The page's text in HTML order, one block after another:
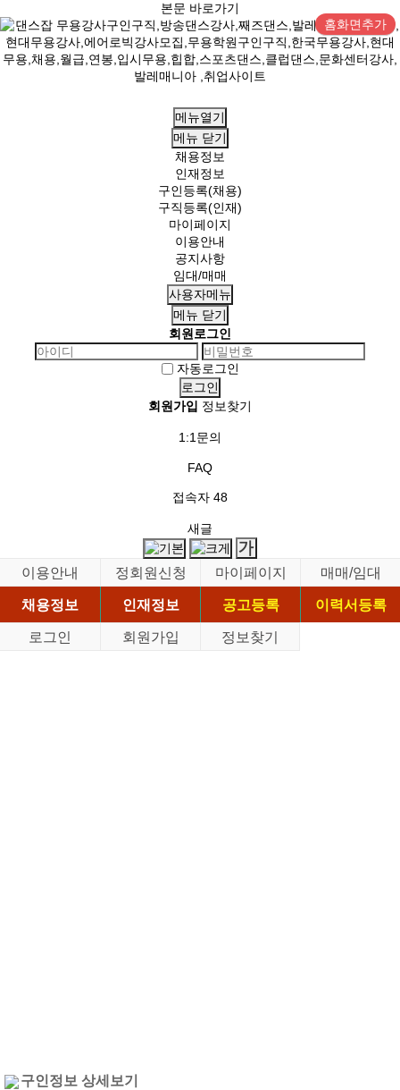
본문 바로가기
홈화면추가
메뉴열기
메뉴 닫기
채용정보
인재정보
구인등록(채용)
구직등록(인재)
마이페이지
이용안내
공지사항
임대/매매
사용자메뉴
메뉴 닫기
회원로그인
자동로그인
회원가입 정보찾기
1:1문의
FAQ
접속자 48
새글
이용안내 정회원신청 마이페이지
매매/임대
채용정보
인재정보 공고등록
이력서등록
로그인
회원가입 정보찾기
구인정보 상세보기